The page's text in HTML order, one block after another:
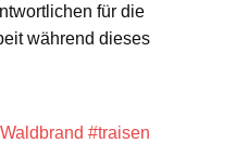
für die
während dieses
#traisen